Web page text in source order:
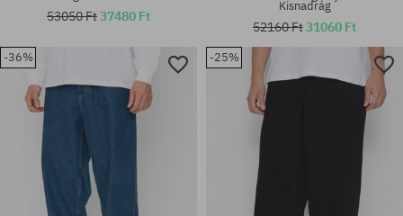
Elérhető méretek:
S; M; L; XL
Elérhető méretek:
53050 Ft37480 Ft
Kisnadrág
52160 Ft31060 Ft
-36% -25%